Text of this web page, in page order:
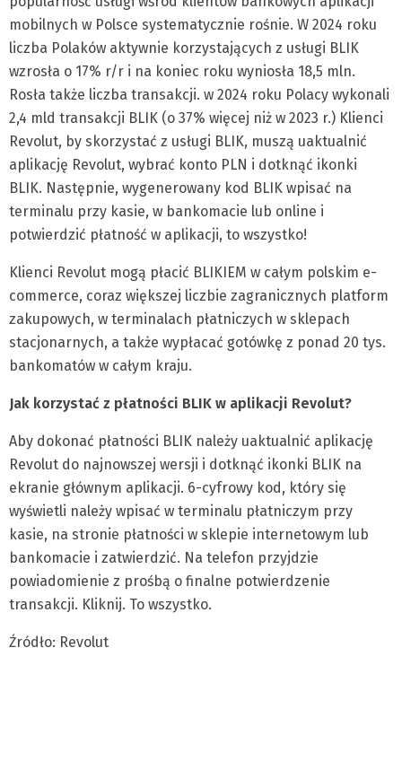
mobilnych w Polsce systematycznie rośnie. W 2024 roku
liczba Polaków aktywnie korzystających z usługi BLIK
wzrosła o 17% r/r i na koniec roku wyniosła 18,5 mln.
Rosła także liczba transakcji. w 2024 roku Polacy wykonali
2,4 mld transakcji BLIK (o 37% więcej niż w 2023 r.) Klienci
Revolut, by skorzystać z usługi BLIK, muszą uaktualnić
aplikację Revolut, wybrać konto PLN i dotknąć ikonki
BLIK. Następnie, wygenerowany kod BLIK wpisać na
terminalu przy kasie, w bankomacie lub online i
potwierdzić płatność w aplikacji, to wszystko!
Klienci Revolut mogą płacić BLIKIEM w całym polskim e-
commerce, coraz większej liczbie zagranicznych platform
zakupowych, w terminalach płatniczych w sklepach
stacjonarnych, a także wypłacać gotówkę z ponad 20 tys.
bankomatów w całym kraju.
Jak korzystać z płatności BLIK w aplikacji Revolut?
Aby dokonać płatności BLIK należy uaktualnić aplikację
Revolut do najnowszej wersji i dotknąć ikonki BLIK na
ekranie głównym aplikacji. 6-cyfrowy kod, który się
wyświetli należy wpisać w terminalu płatniczym przy
kasie, na stronie płatności w sklepie internetowym lub
bankomacie i zatwierdzić. Na telefon przyjdzie
powiadomienie z prośbą o finalne potwierdzenie
transakcji. Kliknij. To wszystko.
Źródło: Revolut